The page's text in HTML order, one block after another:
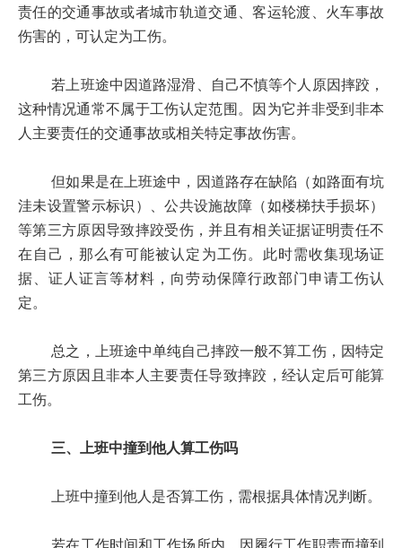
责任的交通事故或者城市轨道交通、客运轮渡、火车事故
伤害的，可认定为工伤。
若上班途中因道路湿滑、自己不慎等个人原因摔跤，
这种情况通常不属于工伤认定范围。因为它并非受到非本
人主要责任的交通事故或相关特定事故伤害。
但如果是在上班途中，因道路存在缺陷（如路面有坑
洼未设置警示标识）、公共设施故障（如楼梯扶手损坏）
等第三方原因导致摔跤受伤，并且有相关证据证明责任不
在自己，那么有可能被认定为工伤。此时需收集现场证
据、证人证言等材料，向劳动保障行政部门申请工伤认
定。
总之，上班途中单纯自己摔跤一般不算工伤，因特定
第三方原因且非本人主要责任导致摔跤，经认定后可能算
工伤。
三、上班中撞到他人算工伤吗
上班中撞到他人是否算工伤，需根据具体情况判断。